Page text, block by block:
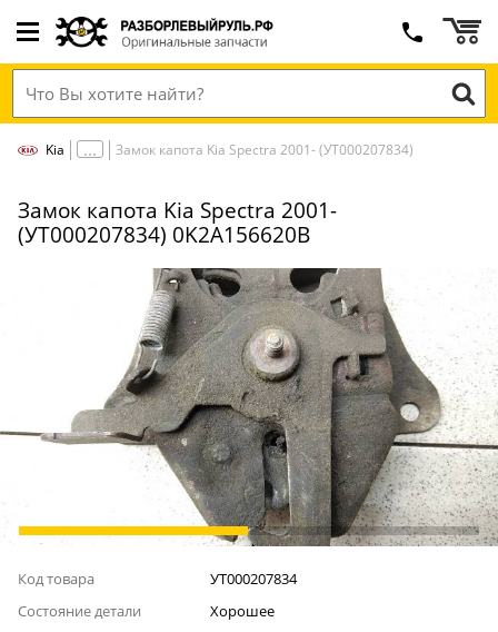
Kia Замок капота Kia Spectra 2001- (УТ000207834)
Замок капота Kia Spectra 2001-
(УТ000207834) 0K2A156620B
Код товара
УТ000207834
Состояние детали
Хорошее